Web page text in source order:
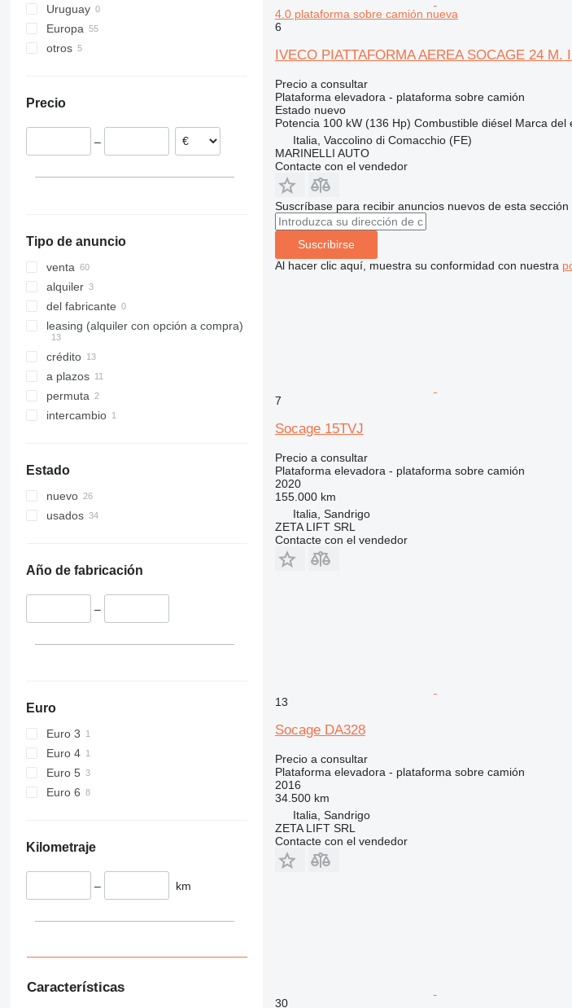
860
1200
1230
1930
1932
3246
3369
3394
4069
4394
Uruguay
Europa
Rumanía
Estonia
otros
Precio
–
Tipo de anuncio
venta
alquiler
del fabricante
leasing (alquiler con opción a compra)
crédito
a plazos
permuta
intercambio
Estado
nuevo
usados
Año de fabricación
–
Euro
Euro 3
Euro 4
Euro 5
Euro 6
Kilometraje
– km
Características
4.0 plataforma sobre camión nueva
6
IVECO PIATTAFORMA AEREA SOCAGE 24 M.
Precio a consultar
Plataforma elevadora - plataforma sobre camión
Estadonuevo
Potencia 100 kW (136 Hp) Combustible diésel Marca del
Italia, Vaccolino di Comacchio (FE)
MARINELLI AUTO
Contacte con el vendedor
Suscríbase para recibir anuncios nuevos de esta sección
Suscribirse
Al hacer clic aquí, muestra su conformidad con nuestra
7
Socage 15TVJ
Precio a consultar
Plataforma elevadora - plataforma sobre camión
2020
155.000 km
Italia, Sandrigo
ZETA LIFT SRL
Contacte con el vendedor
13
Socage DA328
Precio a consultar
Plataforma elevadora - plataforma sobre camión
2016
34.500 km
Italia, Sandrigo
ZETA LIFT SRL
Contacte con el vendedor
30